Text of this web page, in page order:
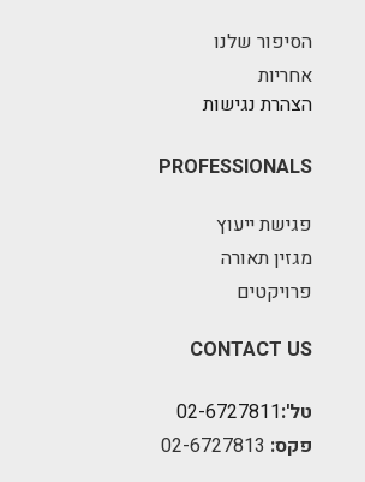
הסיפור שלנו
אחריות
הצהרת נגישות
PROFESSIONALS
פגישת ייעוץ
מגזין תאורה
פרויקטים
CONTACT US
טל':02-6727811
פקס: